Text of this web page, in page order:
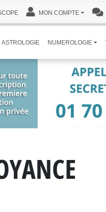
MON COMPTE
ASTROLOGIE NUMEROLOGIE